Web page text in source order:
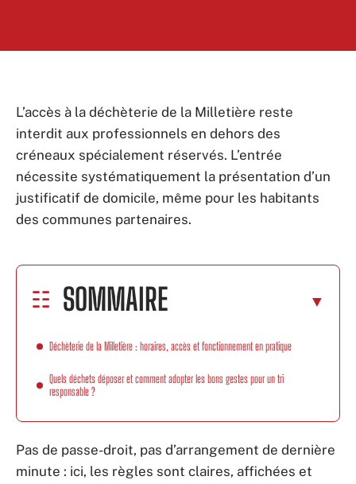
L’accès à la déchèterie de la Milletière reste
interdit aux professionnels en dehors des
créneaux spécialement réservés. L’entrée
nécessite systématiquement la présentation d’un
justificatif de domicile, même pour les habitants
des communes partenaires.
SOMMAIRE
Déchèterie de la Milletière : horaires, accès et fonctionnement en pratique
Quels déchets déposer et comment adopter les bons gestes pour un tri
responsable ?
Pas de passe-droit, pas d’arrangement de dernière
minute : ici, les règles sont claires, affichées et